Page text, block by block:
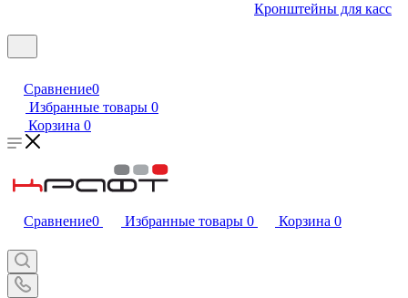
Кронштейны для касс
Сравнение0
Избранные товары 0
Корзина 0
Сравнение0 Избранные товары 0 Корзина 0